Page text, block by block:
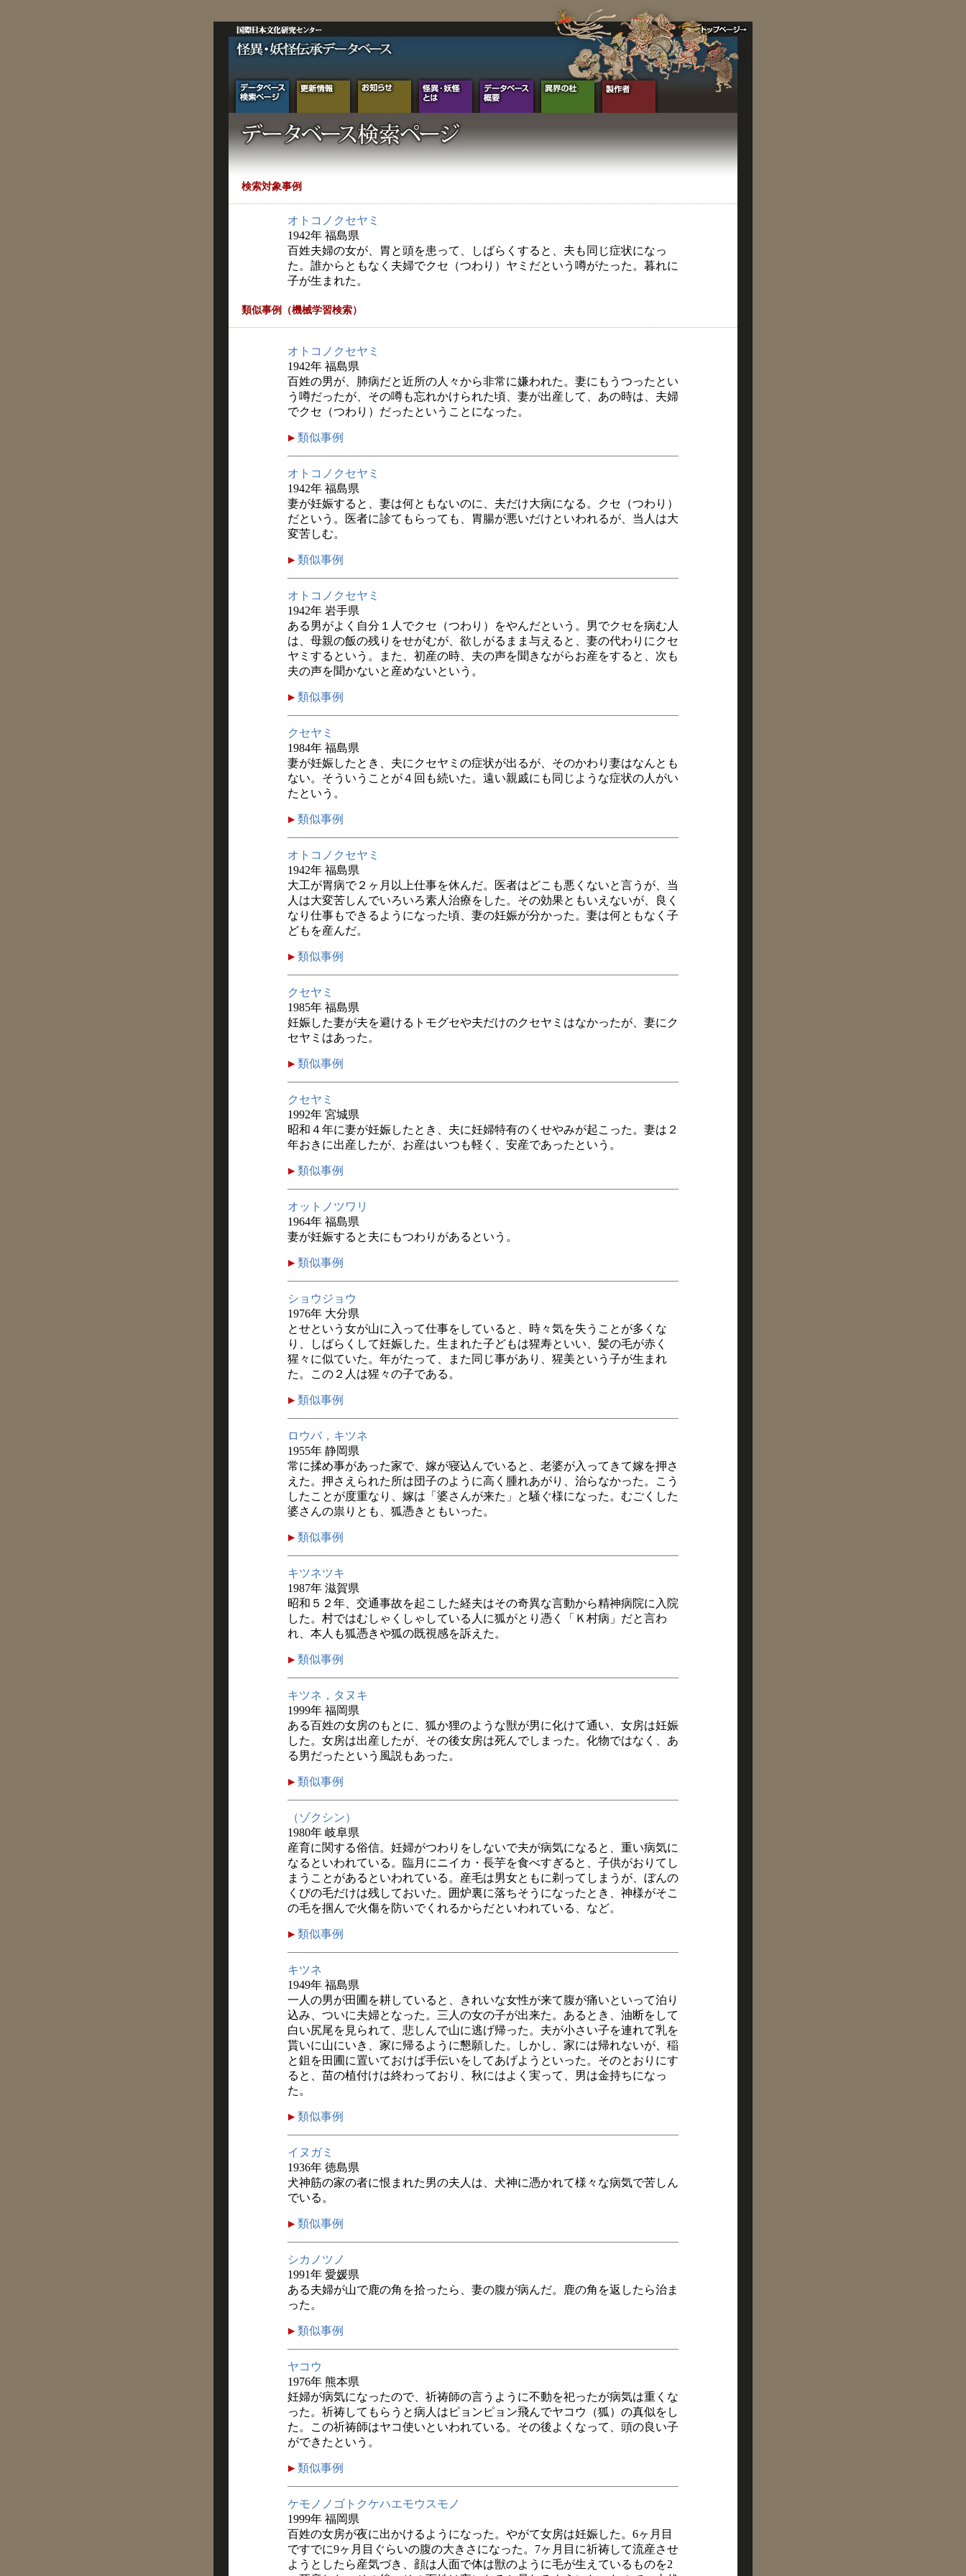
検索対象事例
オトコノクセヤミ
1942年 福島県
百姓夫婦の女が、胃と頭を患って、しばらくすると、夫も同じ症状になっ
た。誰からともなく夫婦でクセ（つわり）ヤミだという噂がたった。暮れに
子が生まれた。
類似事例（機械学習検索）
オトコノクセヤミ
1942年 福島県
百姓の男が、肺病だと近所の人々から非常に嫌われた。妻にもうつったとい
う噂だったが、その噂も忘れかけられた頃、妻が出産して、あの時は、夫婦
でクセ（つわり）だったということになった。
類似事例
オトコノクセヤミ
1942年 福島県
妻が妊娠すると、妻は何ともないのに、夫だけ大病になる。クセ（つわり）
だという。医者に診てもらっても、胃腸が悪いだけといわれるが、当人は大
変苦しむ。
類似事例
オトコノクセヤミ
1942年 岩手県
ある男がよく自分１人でクセ（つわり）をやんだという。男でクセを病む人
は、母親の飯の残りをせがむが、欲しがるまま与えると、妻の代わりにクセ
ヤミするという。また、初産の時、夫の声を聞きながらお産をすると、次も
夫の声を聞かないと産めないという。
類似事例
クセヤミ
1984年 福島県
妻が妊娠したとき、夫にクセヤミの症状が出るが、そのかわり妻はなんとも
ない。そういうことが４回も続いた。遠い親戚にも同じような症状の人がい
たという。
類似事例
オトコノクセヤミ
1942年 福島県
大工が胃病で２ヶ月以上仕事を休んだ。医者はどこも悪くないと言うが、当
人は大変苦しんでいろいろ素人治療をした。その効果ともいえないが、良く
なり仕事もできるようになった頃、妻の妊娠が分かった。妻は何ともなく子
どもを産んだ。
類似事例
クセヤミ
1985年 福島県
妊娠した妻が夫を避けるトモグセや夫だけのクセヤミはなかったが、妻にク
セヤミはあった。
類似事例
クセヤミ
1992年 宮城県
昭和４年に妻が妊娠したとき、夫に妊婦特有のくせやみが起こった。妻は２
年おきに出産したが、お産はいつも軽く、安産であったという。
類似事例
オットノツワリ
1964年 福島県
妻が妊娠すると夫にもつわりがあるという。
類似事例
ショウジョウ
1976年 大分県
とせという女が山に入って仕事をしていると、時々気を失うことが多くな
り、しばらくして妊娠した。生まれた子どもは猩寿といい、髪の毛が赤く
猩々に似ていた。年がたって、また同じ事があり、猩美という子が生まれ
た。この２人は猩々の子である。
類似事例
ロウバ，キツネ
1955年 静岡県
常に揉め事があった家で、嫁が寝込んでいると、老婆が入ってきて嫁を押さ
えた。押さえられた所は団子のように高く腫れあがり、治らなかった。こう
したことが度重なり、嫁は「婆さんが来た」と騒ぐ様になった。むごくした
婆さんの祟りとも、狐憑きともいった。
類似事例
キツネツキ
1987年 滋賀県
昭和５２年、交通事故を起こした経夫はその奇異な言動から精神病院に入院
した。村ではむしゃくしゃしている人に狐がとり憑く「Ｋ村病」だと言わ
れ、本人も狐憑きや狐の既視感を訴えた。
類似事例
キツネ，タヌキ
1999年 福岡県
ある百姓の女房のもとに、狐か狸のような獣が男に化けて通い、女房は妊娠
した。女房は出産したが、その後女房は死んでしまった。化物ではなく、あ
る男だったという風説もあった。
類似事例
（ゾクシン）
1980年 岐阜県
産育に関する俗信。妊婦がつわりをしないで夫が病気になると、重い病気に
なるといわれている。臨月にニイカ・長芋を食べすぎると、子供がおりてし
まうことがあるといわれている。産毛は男女ともに剃ってしまうが、ぼんの
くびの毛だけは残しておいた。囲炉裏に落ちそうになったとき、神様がそこ
の毛を掴んで火傷を防いでくれるからだといわれている、など。
類似事例
キツネ
1949年 福島県
一人の男が田圃を耕していると、きれいな女性が来て腹が痛いといって泊り
込み、ついに夫婦となった。三人の女の子が出来た。あるとき、油断をして
白い尻尾を見られて、悲しんで山に逃げ帰った。夫が小さい子を連れて乳を
貰いに山にいき、家に帰るように懇願した。しかし、家には帰れないが、稲
と鉏を田圃に置いておけば手伝いをしてあげようといった。そのとおりにす
ると、苗の植付けは終わっており、秋にはよく実って、男は金持ちになっ
た。
類似事例
イヌガミ
1936年 徳島県
犬神筋の家の者に恨まれた男の夫人は、犬神に憑かれて様々な病気で苦しん
でいる。
類似事例
シカノツノ
1991年 愛媛県
ある夫婦が山で鹿の角を拾ったら、妻の腹が病んだ。鹿の角を返したら治ま
った。
類似事例
ヤコウ
1976年 熊本県
妊婦が病気になったので、祈祷師の言うように不動を祀ったが病気は重くな
った。祈祷してもらうと病人はピョンピョン飛んでヤコウ（狐）の真似をし
た。この祈祷師はヤコ使いといわれている。その後よくなって、頭の良い子
ができたという。
類似事例
ケモノノゴトクケハエモウスモノ
1999年 福岡県
百姓の女房が夜に出かけるようになった。やがて女房は妊娠した。6ヶ月目
ですでに9ヶ月目ぐらいの腹の大きさになった。7ヶ月目に祈祷して流産させ
ようとしたら産気づき、顔は人面で体は獣のように毛が生えているものを2